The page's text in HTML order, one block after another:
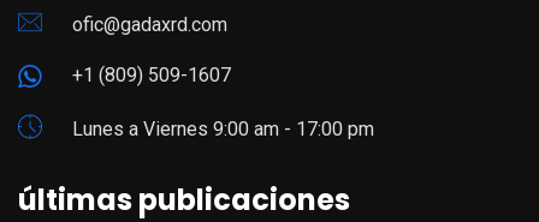
ofic@gadaxrd.com
+1 (809) 509-1607
Lunes a Viernes 9:00 am - 17:00 pm
últimas publicaciones